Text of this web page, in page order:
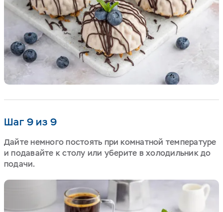
Шаг 9 из 9
Дайте немного постоять при комнатной температуре
и подавайте к столу или уберите в холодильник до
подачи.